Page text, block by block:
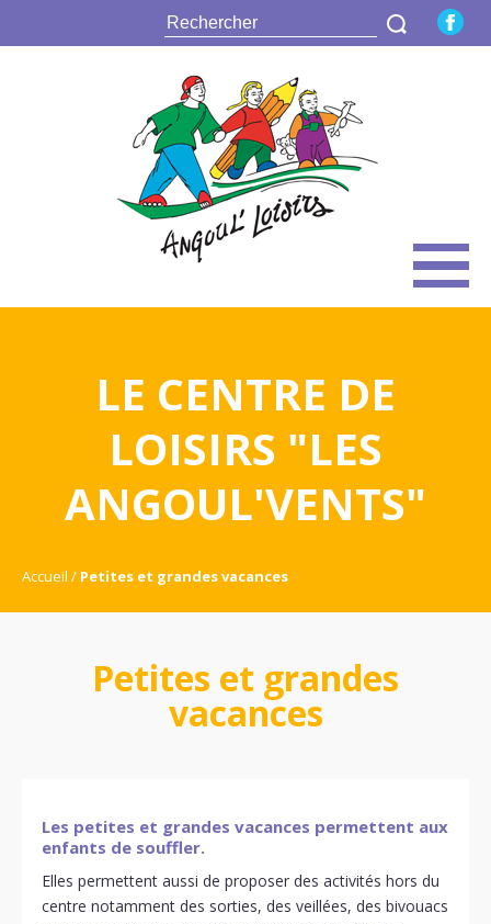
LE CENTRE DE
LOISIRS "LES
ANGOUL'VENTS"
Accueil Petites et grandes vacances
Petites et grandes
vacances
Les petites et grandes vacances permettent aux
enfants de souffler.
Elles permettent aussi de proposer des activités hors du
centre notamment des sorties, des veillées, des bivouacs